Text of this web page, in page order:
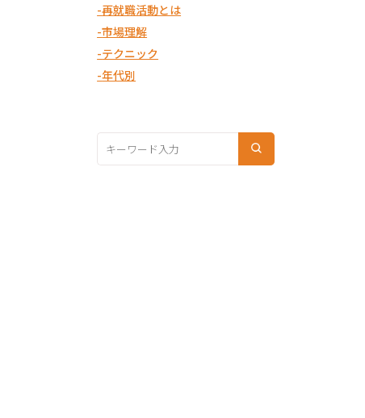
再就職活動とは
市場理解
テクニック
年代別